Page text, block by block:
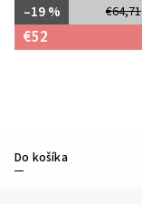
€64,71
–19 %
€52
Do košíka